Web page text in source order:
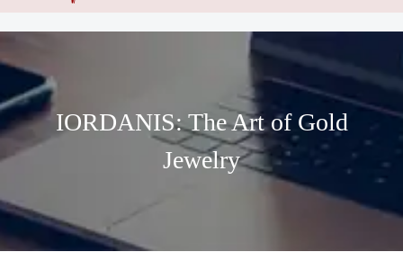
IORDANIS: The Art of Gold
Jewelry